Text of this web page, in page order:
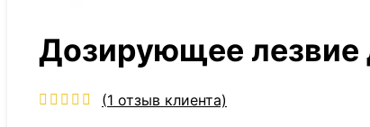
Дозирующее лезвие
(1 отзыв клиента)